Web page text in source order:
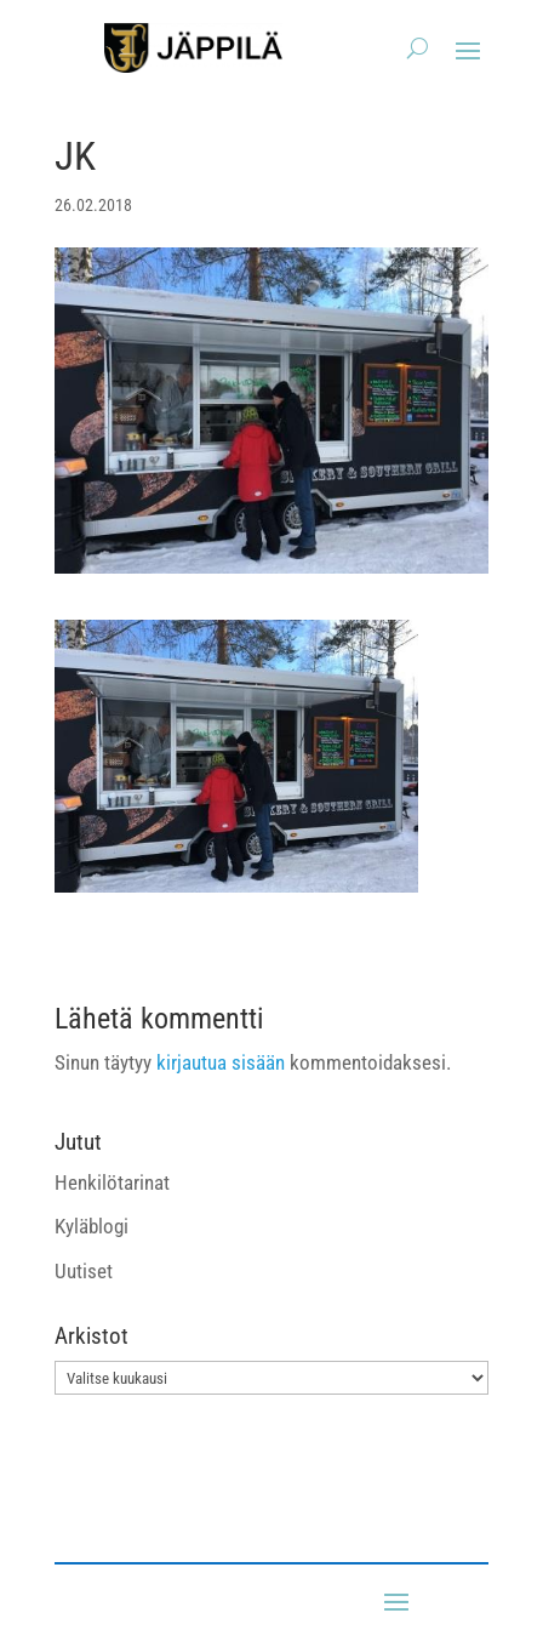
JK
26.02.2018
Lähetä kommentti
Sinun täytyy kirjautua sisäänkommentoidaksesi.
Jutut
Henkilötarinat
Kyläblogi
Uutiset
Arkistot
Arkistot